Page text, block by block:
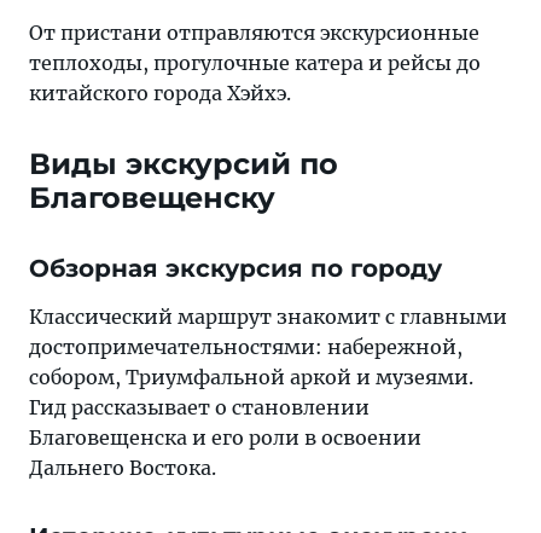
От пристани отправляются экскурсионные
теплоходы, прогулочные катера и рейсы до
китайского города Хэйхэ.
Виды экскурсий по
Благовещенску
Обзорная экскурсия по городу
Классический маршрут знакомит с главными
достопримечательностями: набережной,
собором, Триумфальной аркой и музеями.
Гид рассказывает о становлении
Благовещенска и его роли в освоении
Дальнего Востока.